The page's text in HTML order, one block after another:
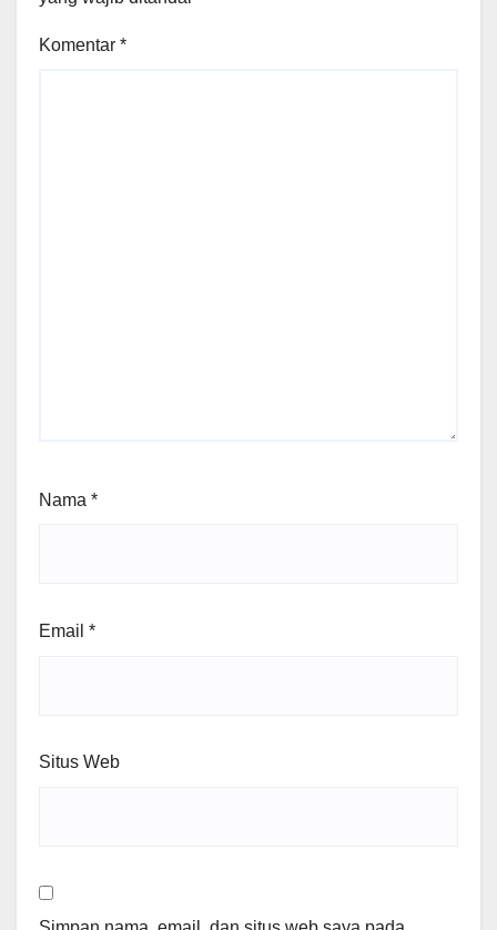
Komentar *
Nama *
Email *
Situs Web